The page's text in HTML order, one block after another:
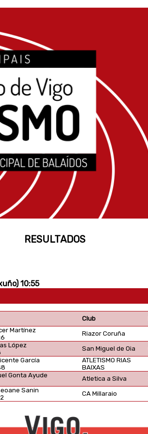
RESULTADOS
Club
Martínez
Riazor Coruña
López
San Miguel de Oia
García
ATLETISMO RIAS
BAIXAS
Gonta Ayude
Atletica a Silva
Sanin
CA Millaraio
10:55